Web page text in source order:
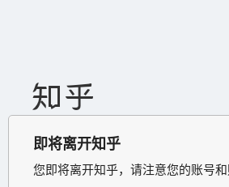
即将离开知乎
您即将离开知乎，请注意您的账号和